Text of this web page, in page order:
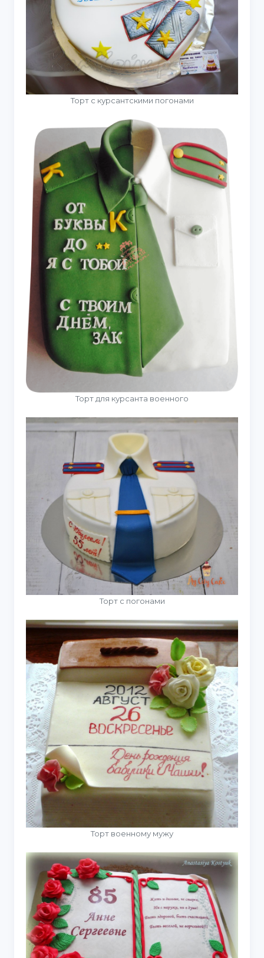
Торт с курсантскими погонами
Торт для курсанта военного
Торт с погонами
Торт военному мужу